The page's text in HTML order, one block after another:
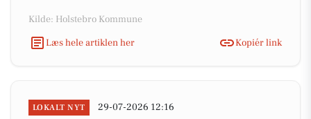
Kilde: Holstebro Kommune
Læs hele artiklen her
Kopiér link
LOKALT NYT 29-07-2026 12:16